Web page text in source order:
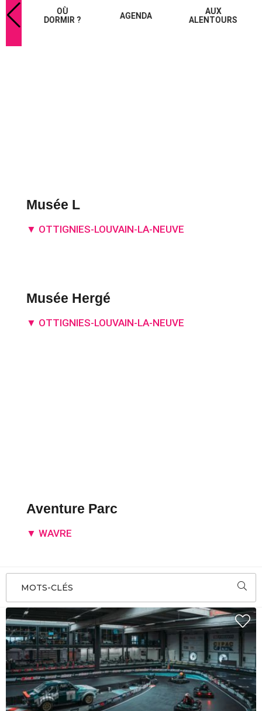
?
OÙ
DORMIR ?
AGENDA
AUX
ALENTOURS
Musée L
▼ OTTIGNIES-LOUVAIN-LA-NEUVE
Musée Hergé
▼ OTTIGNIES-LOUVAIN-LA-NEUVE
Aventure Parc
▼ WAVRE
MOTS-CLÉS